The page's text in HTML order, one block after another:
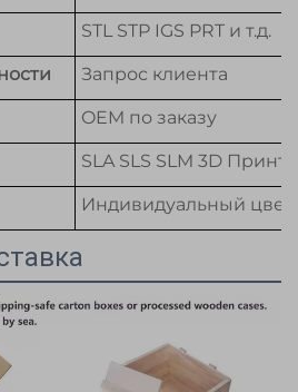
STL STP IGS PRT и т.д.
Запрос клиента
OEM по заказу
SLA SLS SLM 3D
Индивидуальный цвет